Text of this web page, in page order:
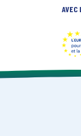
AVEC